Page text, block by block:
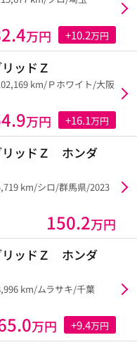
万円 +10.2万円
ッドＺ
km/Ｐホワイト/大阪
万円 +16.1万円
ッドＺ ホンダ
km/シロ/群馬県/2023
150.2万円
ッドＺ ホンダ
km/ムラサキ/千葉
万円 +9.4万円